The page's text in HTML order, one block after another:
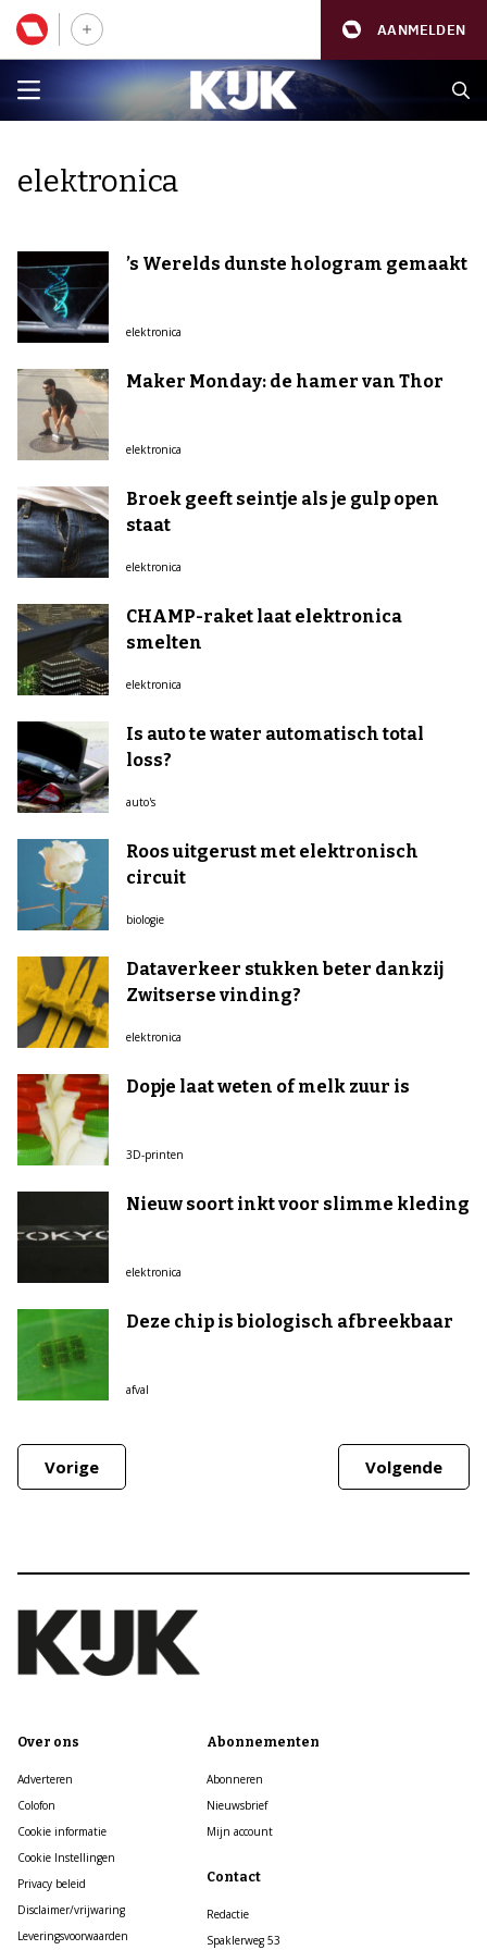
AANMELDEN
elektronica
’s Werelds dunste hologram gemaakt
elektronica
Maker Monday: de hamer van Thor
elektronica
Broek geeft seintje als je gulp open
staat
elektronica
CHAMP-raket laat elektronica
smelten
elektronica
Is auto te water automatisch total
loss?
auto's
Roos uitgerust met elektronisch
circuit
biologie
Dataverkeer stukken beter dankzij
Zwitserse vinding?
elektronica
Dopje laat weten of melk zuur is
3D-printen
Nieuw soort inkt voor slimme kleding
elektronica
Deze chip is biologisch afbreekbaar
afval
Vorige Volgende
Over ons
Adverteren
Colofon
Cookie informatie
Cookie Instellingen
Privacy beleid
Disclaimer/vrijwaring
Leveringsvoorwaarden
Abonnementen
Abonneren
Nieuwsbrief
Mijn account
Contact
Redactie
Spaklerweg 53